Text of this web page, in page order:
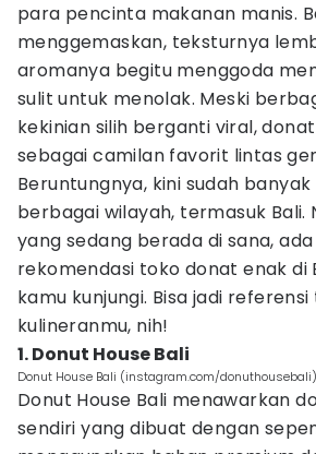
para pencinta makanan manis.
menggemaskan, teksturnya
aromanya begitu menggoda
sulit untuk menolak. Meski
kekinian silih berganti viral,
sebagai camilan favorit lintas
Beruntungnya, kini sudah
berbagai wilayah, termasuk Bali.
yang sedang berada di sana,
rekomendasi toko donat enak di
kamu kunjungi. Bisa jadi
kulineranmu, nih!
1. Donut House Bali
Donut House Bali (instagram.com/donuthousebali)
Donut House Bali menawarkan
sendiri yang dibuat dengan